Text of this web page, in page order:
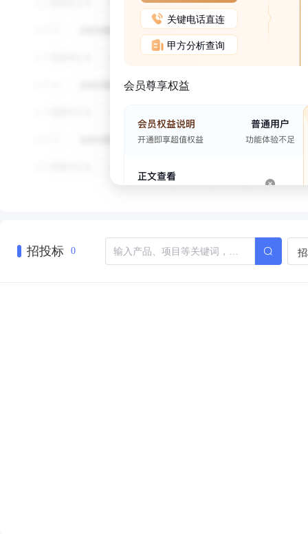
关键电话直连
甲方分析查询
会员尊享权益
招投标 0